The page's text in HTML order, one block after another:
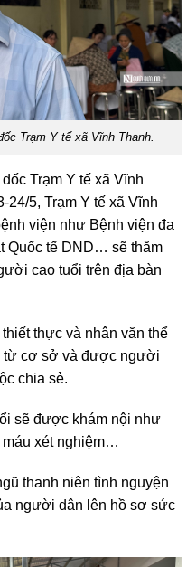
Trạm Y tế xã Vĩnh Thanh.
Trạm Y tế xã Vĩnh
24/5, Trạm Y tế xã Vĩnh
viện như Bệnh viện đa
Quốc tế DND… sẽ thăm
cao tuổi trên địa bàn
thực và nhân văn thể
từ cơ sở và được người
chia sẻ.
sẽ được khám nội như
máu xét nghiệm…
thanh niên tình nguyện
người dân lên hồ sơ sức